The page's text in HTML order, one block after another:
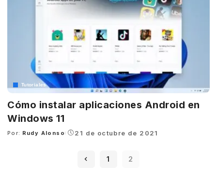
Tutoriales
Cómo instalar aplicaciones Android en
Windows 11
Posted
Por: Rudy Alonso 21 de octubre de 2021
1 2